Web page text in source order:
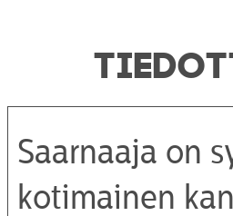
Saarnaaja on
kotimainen